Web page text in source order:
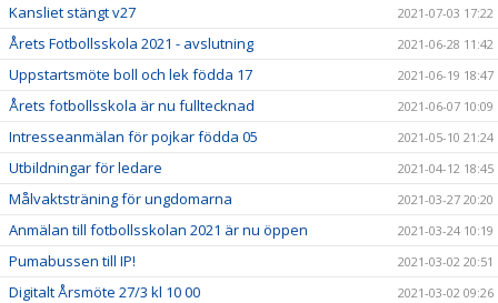
Kansliet stängt v27 2021-07-03 17:22
Årets Fotbollsskola 2021 - avslutning 2021-06-28 11:42
Uppstartsmöte boll och lek födda 17 2021-06-19 18:47
Årets fotbollsskola är nu fulltecknad 2021-06-07 10:09
Intresseanmälan för pojkar födda 05 2021-05-10 21:24
Utbildningar för ledare 2021-04-12 18:45
Målvaktsträning för ungdomarna 2021-03-27 20:20
Anmälan till fotbollsskolan 2021 är nu öppen 2021-03-24 10:19
Pumabussen till IP! 2021-03-02 20:51
Digitalt Årsmöte 27/3 kl 10 00 2021-03-02 09:26